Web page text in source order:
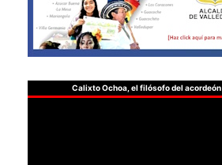
Calixto Ochoa, el filósofo del acordeón